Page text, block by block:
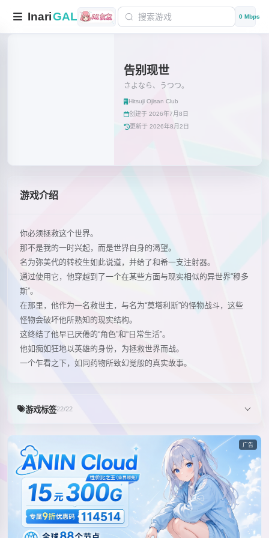
InariGAL 0 Mbps
告别现世
さよなら、うつつ。
Hitsuji Ojisan Club
创建于 2026年7月8日
更新于 2026年8月2日
游戏介绍
你必须拯救这个世界。
那不是我的一时兴起，而是世界自身的渴望。
名为弥美代的转校生如此说道，并给了和希一支注射器。
通过使用它，他穿越到了一个在某些方面与现实相似的异世界“穆多
斯”。
在那里，他作为一名救世主，与名为“莫塔利斯”的怪物战斗，这些
怪物会破坏他所熟知的现实结构。
这终结了他早已厌倦的“角色”和“日常生活”。
他如痴如狂地以英雄的身份，为拯救世界而战。
一个乍看之下，如同药物所致幻觉般的真实故事。
游戏标签22/22
广告